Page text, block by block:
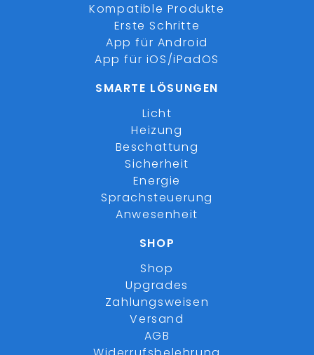
Kompatible Produkte
Erste Schritte
App für Android
App für iOS/iPadOS
SMARTE LÖSUNGEN
Licht
Heizung
Beschattung
Sicherheit
Energie
Sprachsteuerung
Anwesenheit
SHOP
Shop
Upgrades
Zahlungsweisen
Versand
AGB